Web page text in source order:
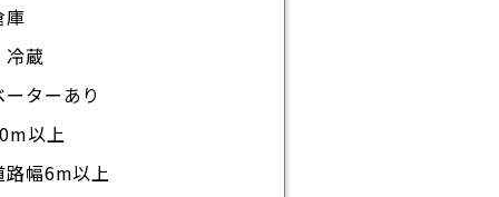
庫
冷蔵
ターあり
以上
路幅6m以上